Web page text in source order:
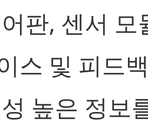
판, 센서 모
스 및 피드
높은 정보